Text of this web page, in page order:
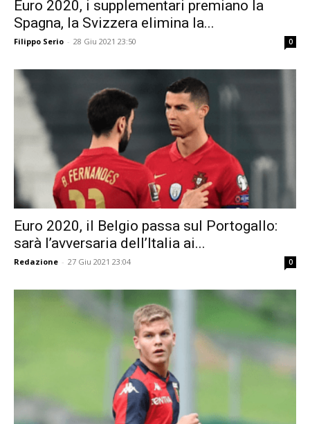
Euro 2020, i supplementari premiano la
Spagna, la Svizzera elimina la...
Filippo Serio - 28 Giu 2021 23:50 0
Euro 2020, il Belgio passa sul Portogallo:
sarà l’avversaria dell’Italia ai...
Redazione - 27 Giu 2021 23:04 0